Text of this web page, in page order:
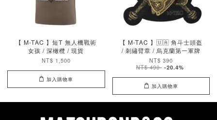
【 M-TAC 】短T 無人機戰術
女孩 / 深橄欖 / 現貨
NT$ 1,500
加入購物車
【 M-TAC 】🇺🇦 角斗士頭盔
/ 刺繡臂章 / 烏克蘭第一軍牌
NT$ 390
NT$ 490 -20.4%
加入購物車